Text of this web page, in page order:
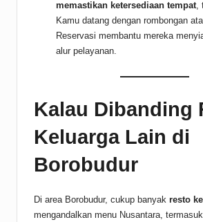
memastikan ketersediaan tempat
Kamu datang dengan rombongan
Reservasi membantu mereka
alur pelayanan.
Kalau Dibanding
Keluarga Lain di
Borobudur
Di area Borobudur, cukup banyak resto
mengandalkan menu Nusantara,